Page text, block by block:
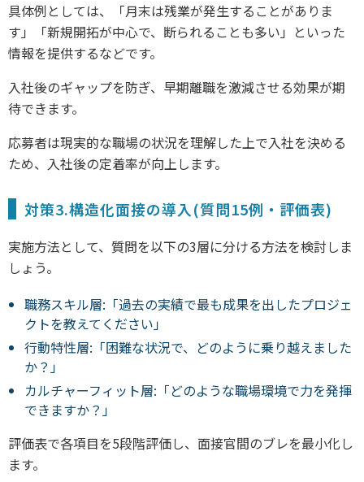
具体例としては、「月末は残業が発生することがありま
す」「新規開拓が中心で、断られることも多い」といった
情報を提供するなどです。
入社後のギャップを防ぎ、早期離職を激減させる効果が期
待できます。
応募者は現実的な職場の状況を理解した上で入社を決める
ため、入社後の定着率が向上します。
対策3.構造化面接の導入(質問15例・評価表)
実施方法として、質問を以下の3層に分ける方法を検討しま
しょう。
職務スキル層:「過去の実績で最も成果を出したプロジェ
クトを教えてください」
行動特性層:「困難な状況で、どのように乗り越えました
か？」
カルチャーフィット層:「どのような職場環境で力を発揮
できますか？」
評価表で各項目を5段階評価し、面接官間のブレを最小化し
ます。